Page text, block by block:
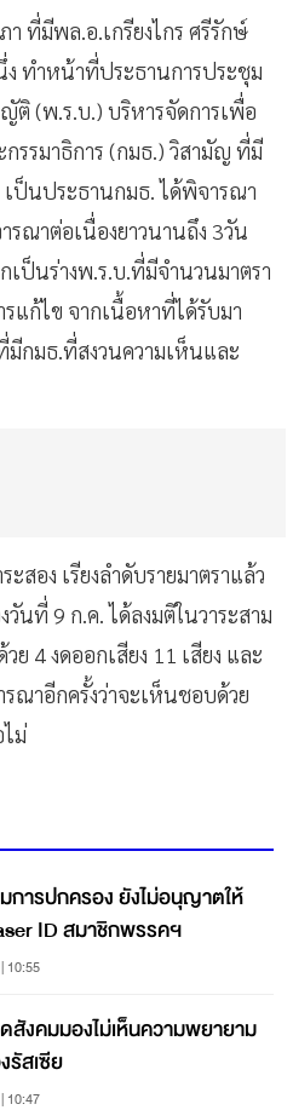
ที่มีพล.อ.เกรียงไกร ศรีรักษ์
ทำหน้าที่ประธานการประชุม
ติ (พ.ร.บ.) บริหารจัดการเพื่อ
รรมาธิการ (กมธ.) วิสามัญ ที่มี
ป็นประธานกมธ. ได้พิจารณา
รณาต่อเนื่องยาวนานถึง 3วัน
เป็นร่างพ.ร.บ.ที่มีจำนวนมาตรา
แก้ไข จากเนื้อหาที่ได้รับมา
กมธ.ที่สงวนความเห็นและ
สอง เรียงลำดับรายมาตราแล้ว
วันที่ 9 ก.ค. ได้ลงมติในวาระสาม
ย 4 งดออกเสียง 11 เสียง และ
ณาอีกครั้งว่าจะเห็นชอบด้วย
ม่
การปกครอง ยังไม่อนุญาตให้
ID สมาชิกพรรคฯ
10:55
งคมมองไม่เห็นความพยายาม
สเซีย
10:47